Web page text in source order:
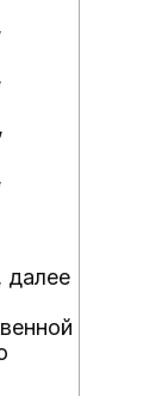
далее